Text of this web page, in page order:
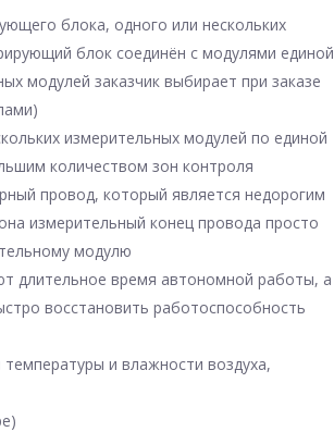
блока, одного или нескольких
блок соединён с модулями единой
модулей заказчик выбирает при заказе
измерительных модулей по единой
количеством зон контроля
провод, который является недорогим
измерительный конец провода просто
модулю
длительное время автономной работы, а
восстановить работоспособность
и влажности воздуха,